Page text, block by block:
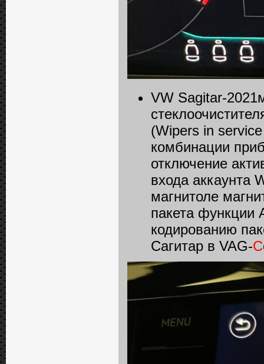
VW Sagitar-
(Wipers in
комбинации
отключение
входа аккаунта
магнитоле
пакета функции
кодированию
Сагитар в VAG-C